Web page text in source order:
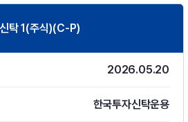
탁 1(주식)(C-P)
2026.05.20
한국투자신탁운용